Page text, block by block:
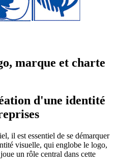
marque et charte
d'une identité
il est essentiel de se démarquer
visuelle, qui englobe le logo,
un rôle central dans cette